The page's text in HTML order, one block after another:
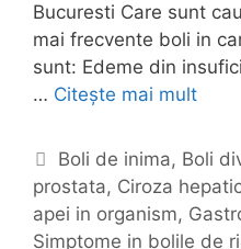
Bucuresti Care sunt
mai frecvente boli in
sunt: Edeme din
… Citește mai mult
e
m
e
C
a
t
e
Boli de inima, Boli
prostata, Ciroza
apei in organism,
Simptome in bolile de